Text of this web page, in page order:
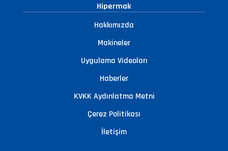
Hipermak
Hakkımızda
Makineler
Uygulama Videoları
Haberler
KVKK Aydınlatma Metni
Çerez Politikası
İletişim